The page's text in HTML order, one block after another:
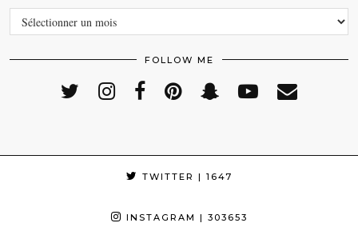
ARCHIVES
FOLLOW ME
TWITTER | 1647
INSTAGRAM | 303653